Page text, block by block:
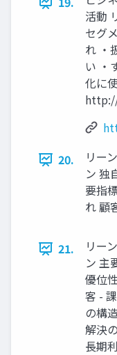
活動
セグ
れ ・
い ・
化に
20.
リー
ン 独
要指
れ 顧
21.
リー
ン 主
優位
客 -
の構
解決
⻑期